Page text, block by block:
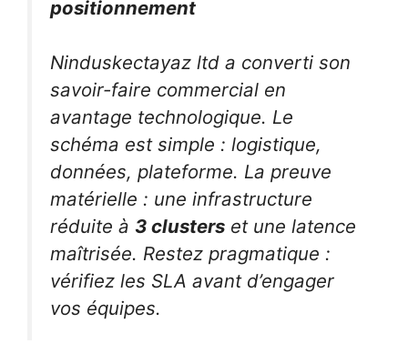
positionnement
Ninduskectayaz ltd a converti son
savoir-faire commercial en
avantage technologique. Le
schéma est simple : logistique,
données, plateforme. La preuve
matérielle : une infrastructure
réduite à 3 clusters et une latence
maîtrisée. Restez pragmatique :
vérifiez les SLA avant d’engager
vos équipes.